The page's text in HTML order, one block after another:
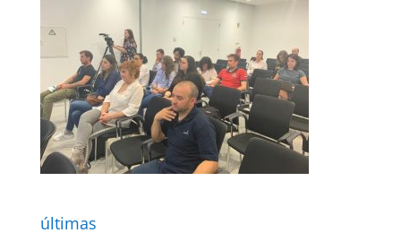
últimas